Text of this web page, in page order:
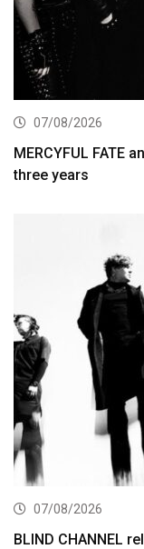
07/08/2026
MERCYFUL FATE
three years
07/08/2026
BLIND CHANNEL